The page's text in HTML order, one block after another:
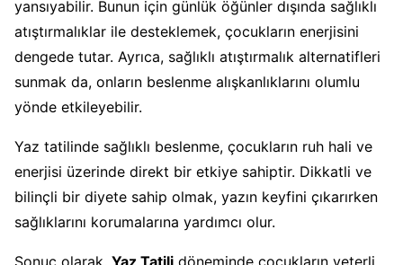
yansıyabilir. Bunun için günlük öğünler dışında sağlıklı
atıştırmalıklar ile desteklemek, çocukların enerjisini
dengede tutar. Ayrıca, sağlıklı atıştırmalık alternatifleri
sunmak da, onların beslenme alışkanlıklarını olumlu
yönde etkileyebilir.
Yaz tatilinde sağlıklı beslenme, çocukların ruh hali ve
enerjisi üzerinde direkt bir etkiye sahiptir. Dikkatli ve
bilinçli bir diyete sahip olmak, yazın keyfini çıkarırken
sağlıklarını korumalarına yardımcı olur.
Sonuç olarak, Yaz Tatili döneminde çocukların yeterli